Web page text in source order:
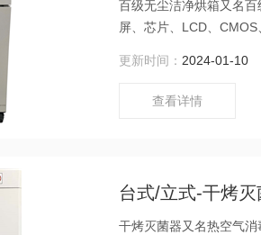
百级无尘洁净烘箱又名
屏、芯片、LCD、
更新时间： 2024-01-10
查看详情
台式/立式-干烤
干烤灭菌器又名热空气